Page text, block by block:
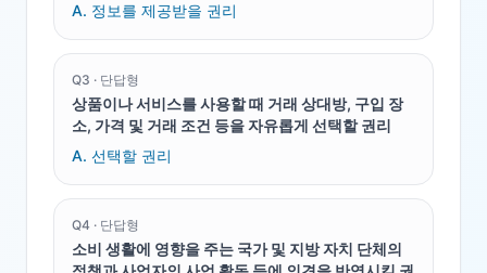
A. 정보를 제공받을 권리
Q3 · 단답형
상품이나 서비스를 사용할 때 거래 상대방, 구입 장
소, 가격 및 거래 조건 등을 자유롭게 선택할 권리
A. 선택할 권리
Q4 · 단답형
소비 생활에 영향을 주는 국가 및 지방 자치 단체의